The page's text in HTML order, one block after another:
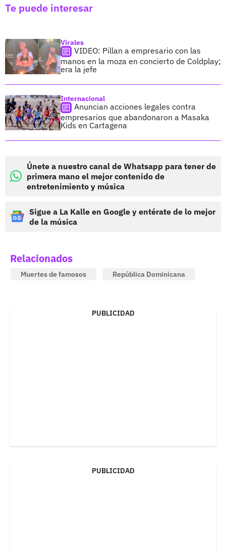
Te puede interesar
Virales
VIDEO: Pillan a empresario con las
manos en la moza en concierto de Coldplay;
era la jefe
Internacional
Anuncian acciones legales contra
empresarios que abandonaron a Masaka
Kids en Cartagena
Únete a nuestro canal de Whatsapp para tener de
primera mano el mejor contenido de
entretenimiento y música
Sigue a La Kalle en Google y entérate de lo mejor
de la música
Relacionados
Muertes de famosos República Dominicana
PUBLICIDAD
PUBLICIDAD